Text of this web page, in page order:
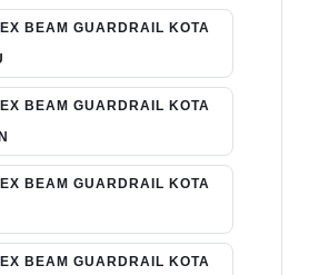
BEAM GUARDRAIL KOTA
BEAM GUARDRAIL KOTA
BEAM GUARDRAIL KOTA
BEAM GUARDRAIL KOTA